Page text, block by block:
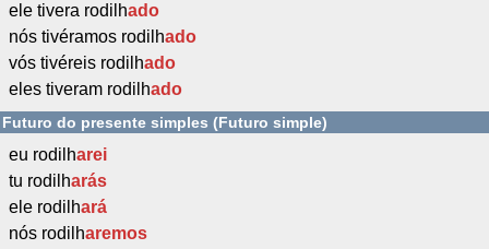
ele tivera rodilhado
nós tivéramos rodilhado
vós tivéreis rodilhado
eles tiveram rodilhado
Futuro do presente simples (Futuro simple)
eu rodilharei
tu rodilharás
ele rodilhará
nós rodilharemos